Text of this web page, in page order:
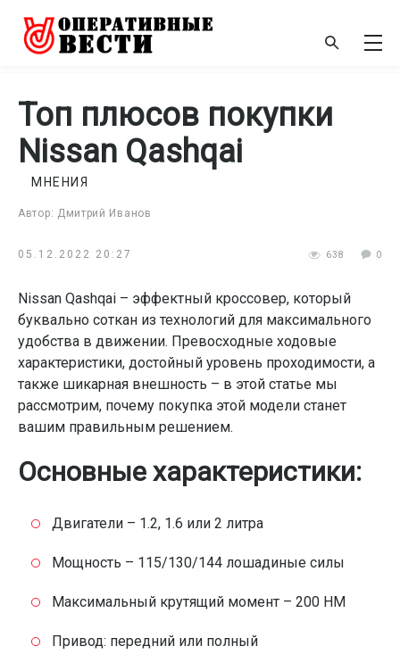
Топ плюсов покупки
Nissan Qashqai
Автор: Дмитрий Иванов
МНЕНИЯ
05.12.2022 20:27 638 0
Nissan Qashqai – эффектный кроссовер, который
буквально соткан из технологий для максимального
удобства в движении. Превосходные ходовые
характеристики, достойный уровень проходимости, а
также шикарная внешность – в этой статье мы
рассмотрим, почему покупка этой модели станет
вашим правильным решением.
Основные характеристики:
Двигатели – 1.2, 1.6 или 2 литра
Мощность – 115/130/144 лошадиные силы
Максимальный крутящий момент – 200 НМ
Привод: передний или полный